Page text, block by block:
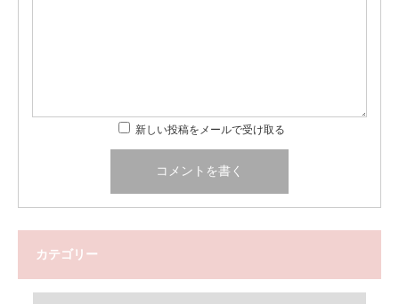
新しい投稿をメールで受け取る
カテゴリー